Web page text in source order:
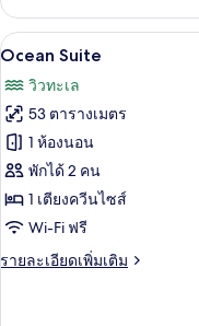
เกี่ยว
กับ
Seaview
room
เปิด
ภาพถ่าย
ทั้งหมด
ของ
Ocean
Suite
7
Ocean Suite
วิวทะเล
53 ตารางเมตร
1 ห้องนอน
พักได้ 2 คน
1 เตียงควีนไซส์
Wi-Fi ฟรี
รายละเอียดเพิ่มเติม
ราย